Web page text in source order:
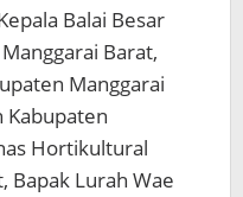
Balai Besar
Barat,
Manggarai
Kabupaten
Hortikultural
Bapak Lurah Wae